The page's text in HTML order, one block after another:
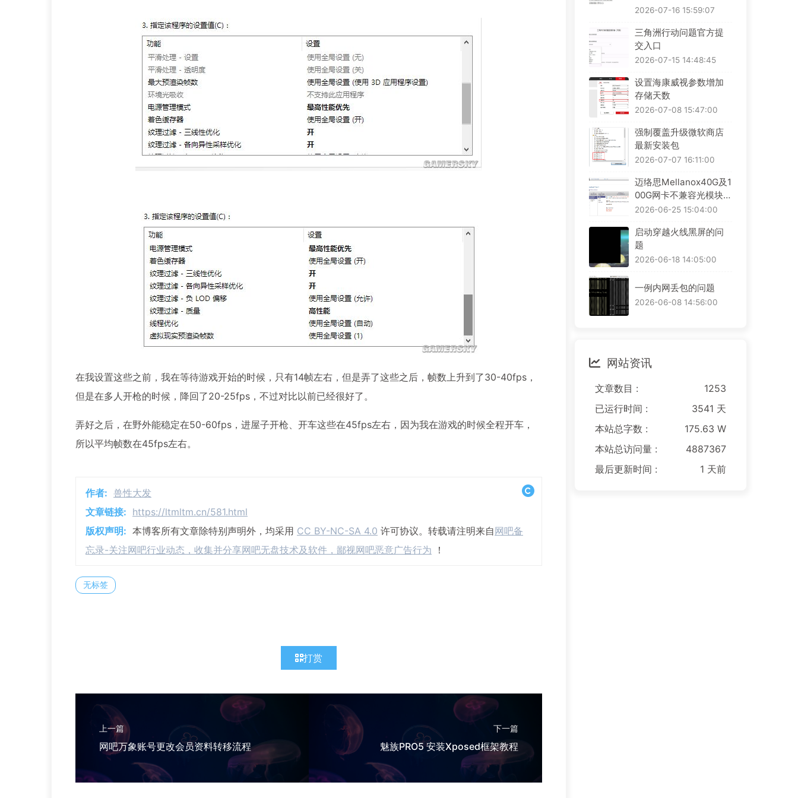
在我设置这些之前，我在等待游戏开始的时候，只有14帧左右，但是弄了这些之后，帧数上升到了30-40fps，
但是在多人开枪的时候，降回了20-25fps，不过对比以前已经很好了。
弄好之后，在野外能稳定在50-60fps，进屋子开枪、开车这些在45fps左右，因为我在游戏的时候全程开车，
所以平均帧数在45fps左右。
作者: 兽性大发
文章链接: https://ltmltm.cn/581.html
版权声明: 本博客所有文章除特别声明外，均采用 CC BY-NC-SA 4.0 许可协议。转载请注明来自网吧备
忘录-关注网吧行业动态，收集并分享网吧无盘技术及软件，鄙视网吧恶意广告行为 ！
无标签
打赏
上一篇
网吧万象账号更改会员资料转移流程
下一篇
魅族PRO5 安装Xposed框架教程
2026-07-16 15:59:07
三角洲行动问题官方提
交入口
2026-07-15 14:48:45
设置海康威视参数增加
存储天数
2026-07-08 15:47:00
强制覆盖升级微软商店
最新安装包
2026-07-07 16:11:00
迈络思Mellanox40G及1
00G网卡不兼容光模块解
决办法
2026-06-25 15:04:00
启动穿越火线黑屏的问
题
2026-06-18 14:05:00
一例内网丢包的问题
2026-06-08 14:56:00
网站资讯
文章数目 :
1253
已运行时间 :
3541 天
本站总字数 :
175.63 W
本站总访问量 :
4887367
最后更新时间 :
1 天前